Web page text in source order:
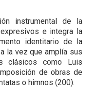
instrumental de la
e integra la
identitario de la
la vez que amplía sus
clásicos como Luis
de obras de
o himnos (200).